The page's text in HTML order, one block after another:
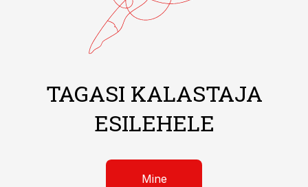
TAGASI KALASTAJA
ESILEHELE
Mine